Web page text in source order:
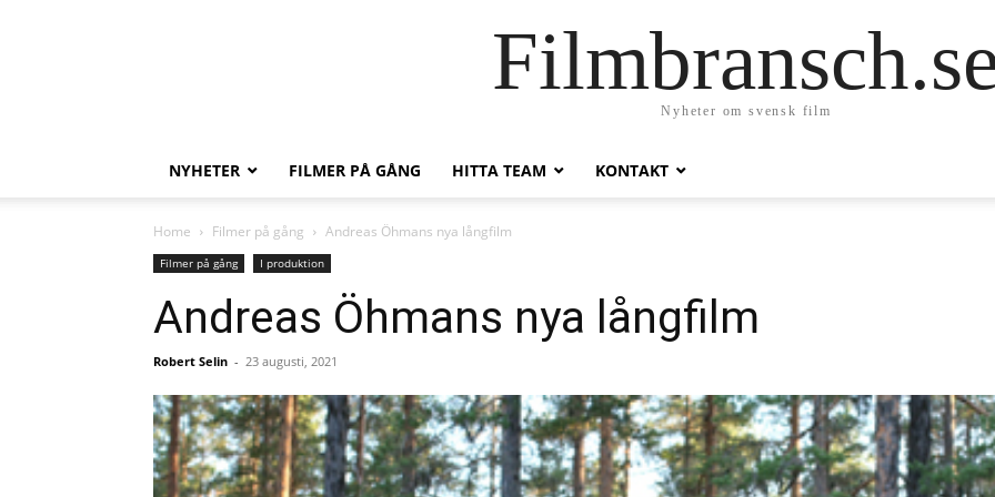
Nyheter om svensk film
NYHETER FILMER PÅ GÅNG HITTA TEAM KONTAKT
Home Filmer på gång Andreas Öhmans nya långfilm
Filmer på gång I produktion
Andreas Öhmans nya långfilm
Robert Selin - 23 augusti, 2021